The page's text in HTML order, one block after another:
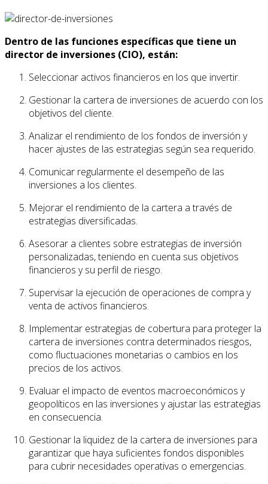
Dentro de las funciones específicas que tiene un
director de inversiones (CIO), están:
Seleccionar activos financieros en los que invertir.
Gestionar la cartera de inversiones de acuerdo con los
objetivos del cliente.
Analizar el rendimiento de los fondos de inversión y
hacer ajustes de las estrategias según sea requerido.
Comunicar regularmente el desempeño de las
inversiones a los clientes.
Mejorar el rendimiento de la cartera a través de
estrategias diversificadas.
Asesorar a clientes sobre estrategias de inversión
personalizadas, teniendo en cuenta sus objetivos
financieros y su perfil de riesgo.
Supervisar la ejecución de operaciones de compra y
venta de activos financieros.
Implementar estrategias de cobertura para proteger la
cartera de inversiones contra determinados riesgos,
como fluctuaciones monetarias o cambios en los
precios de los activos.
Evaluar el impacto de eventos macroeconómicos y
geopolíticos en las inversiones y ajustar las estrategias
en consecuencia.
Gestionar la liquidez de la cartera de inversiones para
garantizar que haya suficientes fondos disponibles
para cubrir necesidades operativas o emergencias.